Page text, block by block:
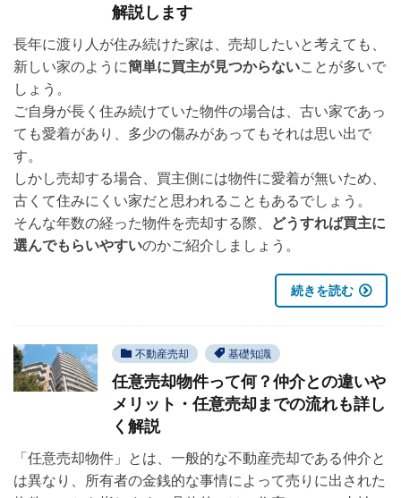
解説します
長年に渡り人が住み続けた家は、売却したいと考えても、
新しい家のように簡単に買主が見つからないことが多いで
しょう。
ご自身が長く住み続けていた物件の場合は、古い家であっ
ても愛着があり、多少の傷みがあってもそれは思い出で
す。
しかし売却する場合、買主側には物件に愛着が無いため、
古くて住みにくい家だと思われることもあるでしょう。
そんな年数の経った物件を売却する際、
どうすれば買主に
選んでもらいやすいのかご紹介しましょう。
続きを読む
不動産売却 基礎知識
任意売却物件って何？仲介との違いや
メリット・任意売却までの流れも詳し
く解説
「任意売却物件」とは、一般的な不動産売却である仲介と
は異なり、所有者の金銭的な事情によって売りに出された